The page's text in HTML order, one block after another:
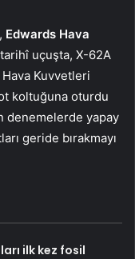
Edwards Hava
uçuşta, X-62A
Kuvvetleri
koltuğuna oturdu
denemelerde yapay
geride bırakmayı
ilk kez fosil